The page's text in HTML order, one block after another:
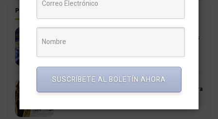
POSTS RELACIONADOS
BCRP advierte una fuerte caída en las expectativas
sobre la economía peruana a corto plazo
19 mayo, 2026
El voto de la Gen Z conquista redes: 5 acciones para
SUSCRÍBETE AL BOLETÍN AHORA